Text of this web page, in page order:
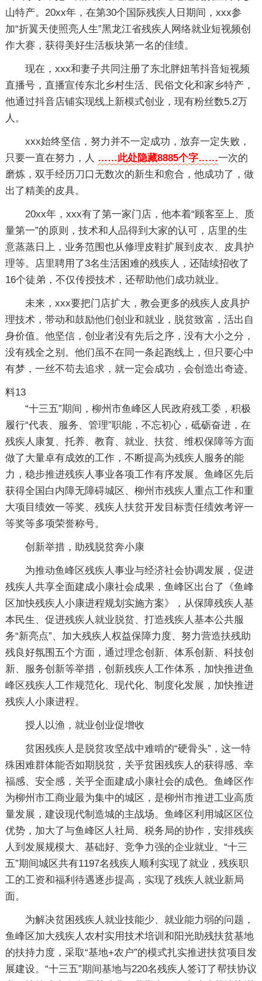
山特产。20xx年，在第30个国际残疾人日期间，xxx参
加“折翼天使照亮人生”黑龙江省残疾人网络就业短视频创
作大赛，获得美好生活板块第一名的佳绩。
现在，xxx和妻子共同注册了东北胖妞苇抖音短视频
直播号，直播宣传东北乡村生活、民俗文化和家乡特产，
他通过抖音店铺实现线上新模式创业，现有粉丝数5.2万
人。
xxx始终坚信，努力并不一定成功，放弃一定失败，
只要一直在努力，人 ……此处隐藏8885个字……一次的
磨炼，双手经历刀口无数次的新生和愈合，他成功了，做
出了精美的皮具。
20xx年，xxx有了第一家门店，他本着“顾客至上、质
量第一”的原则，技术和人品得到大家的认可，店里的生
意蒸蒸日上，业务范围也从修理皮鞋扩展到皮衣、皮具护
理等。店里聘用了3名生活困难的残疾人，还陆续招收了
16个徒弟，不仅传授技术，还帮助他们成功就业。
未来，xxx要把门店扩大，教会更多的残疾人皮具护
理技术，带动和鼓励他们创业和就业，脱贫致富，活出自
身价值。他坚信，创业者没有先后之序，没有大小之分，
没有残全之别。他们虽不在同一条起跑线上，但只要心中
有梦，一丝不苟去追求，就一定会成功，会创造出奇迹。
料13
“十三五”期间，柳州市鱼峰区人民政府残工委，积极
履行“代表、服务、管理”职能，不忘初心，砥砺奋进，在
残疾人康复、托养、教育、就业、扶贫、维权保障等方面
做了大量卓有成效的工作，不断提高为残疾人服务的能
力，稳步推进残疾人事业各项工作有序发展。鱼峰区先后
获得全国白内障无障碍城区、柳州市残疾人重点工作和重
大项目绩效一等奖、残疾人扶贫开发目标责任绩效考评一
等奖等多项荣誉称号。
创新举措，助残脱贫奔小康
为推动鱼峰区残疾人事业与经济社会协调发展，促进
残疾人共享全面建成小康社会成果，鱼峰区出台了《鱼峰
区加快残疾人小康进程规划实施方案》，从保障残疾人基
本民生、促进残疾人就业脱贫、打造残疾人基本公共服
务“新亮点”、加大残疾人权益保障力度、努力营造扶残助
残良好氛围五个方面，通过理念创新、体系创新、科技创
新、服务创新等举措，创新残疾人工作体系，加快推进鱼
峰区残疾人工作规范化、现代化、制度化发展，加快推进
残疾人小康进程。
授人以渔，就业创业促增收
贫困残疾人是脱贫攻坚战中难啃的“硬骨头”，这一特
殊困难群体能否如期脱贫，关乎贫困残疾人的获得感、幸
福感、安全感，关乎全面建成小康社会的成色。鱼峰区作
为柳州市工商业最为集中的城区，是柳州市推进工业高质
量发展，建设现代制造城的主战场。鱼峰区利用城区区位
优势，加大了与鱼峰区人社局、税务局的协作，安排残疾
人到发展规模大、基础好、竞争力强的企业就业。“十三
五”期间城区共有1197名残疾人顺利实现了就业，残疾职
工的工资和福利待遇逐步提高，实现了残疾人就业新局
面。
为解决贫困残疾人就业技能少、就业能力弱的问题，
鱼峰区加大残疾人农村实用技术培训和阳光助残扶贫基地
的扶持力度，采取“基地+农户”的模式扎实推进扶贫项目发
展建设。“十三五”期间基地与220名残疾人签订了帮扶协议